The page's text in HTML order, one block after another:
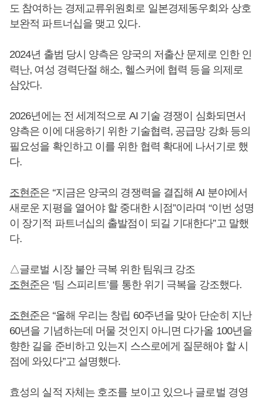
도 참여하는 경제교류위원회로 일본경제동우회와 상호
보완적 파트너십을 맺고 있다.
2024년 출범 당시 양측은 양국의 저출산 문제로 인한 인
력난, 여성 경력단절 해소, 헬스커에 협력 등을 의제로
삼았다.
2026년에는 전 세계적으로 AI 기술 경쟁이 심화되면서
양측은 이에 대응하기 위한 기술협력, 공급망 강화 등의
필요성을 확인하고 이를 위한 협력 확대에 나서기로 했
다.
조현준은 “지금은 양국의 경쟁력을 결집해 AI 분야에서
새로운 지평을 열어야 할 중대한 시점”이라며 “이번 성명
이 장기적 파트너십의 출발점이 되길 기대한다”고 말했
다.
△글로벌 시장 불안 극복 위한 팀워크 강조
조현준은 ‘팀 스피리트’를 통한 위기 극복을 강조했다.
조현준은 “올해 우리는 창립 60주년을 맞아 단순히 지난
60년을 기념하는데 머물 것인지 아니면 다가올 100년을
향한 길을 준비하고 있는지 스스로에게 질문해야 할 시
점에 와있다”고 설명했다.
효성의 실적 자체는 호조를 보이고 있으나 글로벌 경영